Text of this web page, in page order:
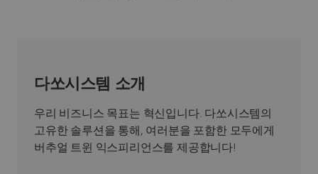
다쏘시스템 소개
우리 비즈니스 목표는 혁신입니다. 다쏘시스템의
고유한 솔루션을 통해, 여러분을 포함한 모두에게
버추얼 트윈 익스피리언스를 제공합니다!